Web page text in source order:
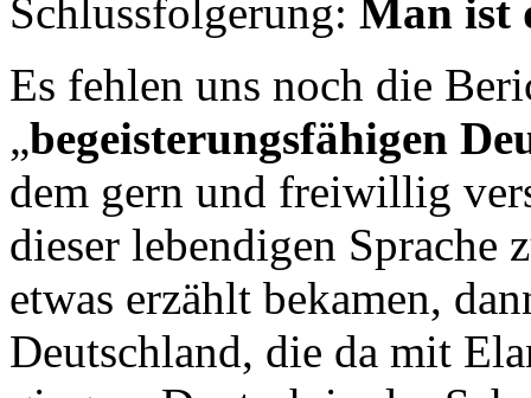
Schlussfolgerung: Man ist
Es fehlen uns noch die
„begeisterungsfähigen
dem gern und freiwillig
dieser lebendigen Sprache
etwas erzählt bekamen,
Deutschland, die da mit